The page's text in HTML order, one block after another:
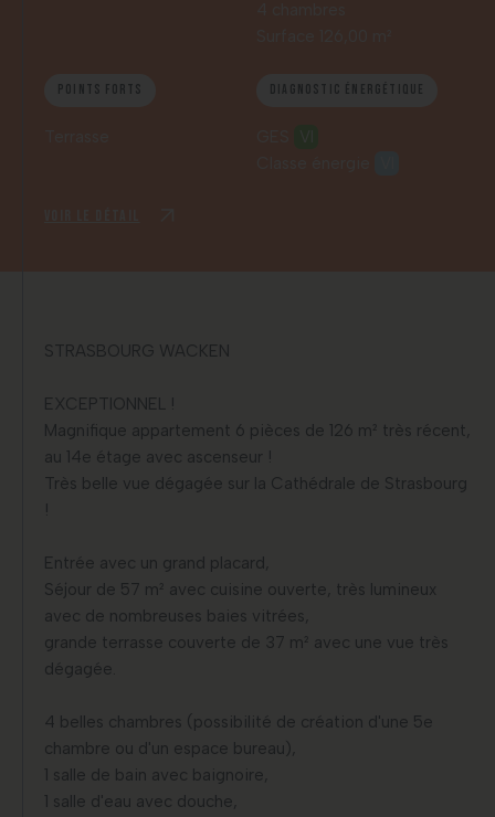
Points forts Diagnostic énergétique
STRASBOURG WACKEN
EXCEPTIONNEL !
Magnifique appartement 6 pièces de 126 m² très récent,
au 14e étage avec ascenseur !
Très belle vue dégagée sur la Cathédrale de Strasbourg
!
Entrée avec un grand placard,
Séjour de 57 m² avec cuisine ouverte, très lumineux
avec de nombreuses baies vitrées,
grande terrasse couverte de 37 m² avec une vue très
dégagée.
4 belles chambres (possibilité de création d'une 5e
chambre ou d'un espace bureau),
1 salle de bain avec baignoire,
1 salle d'eau avec douche,